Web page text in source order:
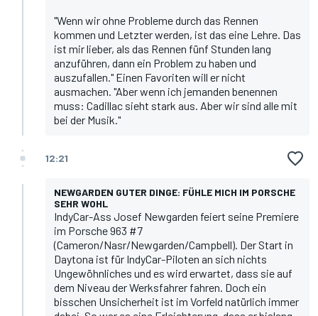
"Wenn wir ohne Probleme durch das Rennen
kommen und Letzter werden, ist das eine Lehre. Das
ist mir lieber, als das Rennen fünf Stunden lang
anzuführen, dann ein Problem zu haben und
auszufallen." Einen Favoriten will er nicht
ausmachen. "Aber wenn ich jemanden benennen
muss: Cadillac sieht stark aus. Aber wir sind alle mit
bei der Musik."
12:21
NEWGARDEN GUTER DINGE: FÜHLE MICH IM PORSCHE
SEHR WOHL
IndyCar-Ass Josef Newgarden feiert seine Premiere
im Porsche 963 #7
(Cameron/Nasr/Newgarden/Campbell). Der Start in
Daytona ist für IndyCar-Piloten an sich nichts
Ungewöhnliches und es wird erwartet, dass sie auf
dem Niveau der Werksfahrer fahren. Doch ein
bisschen Unsicherheit ist im Vorfeld natürlich immer